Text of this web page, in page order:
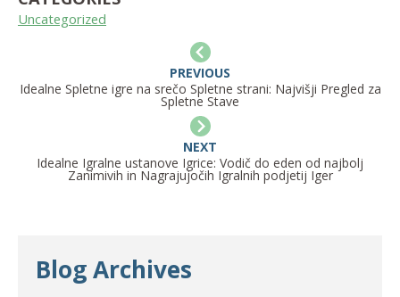
Uncategorized
PREVIOUS
Idealne Spletne igre na srečo Spletne strani: Najvišji Pregled za
Spletne Stave
NEXT
Idealne Igralne ustanove Igrice: Vodič do eden od najbolj
Zanimivih in Nagrajujočih Igralnih podjetij Iger
Blog Archives